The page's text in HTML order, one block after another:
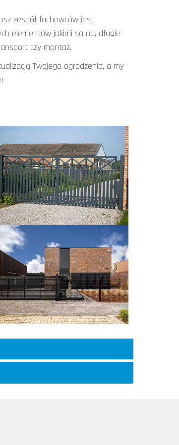
zespół fachowców jest
elementów jakimi są np. długie
czy montaż.
Twojego ogrodzenia, a my